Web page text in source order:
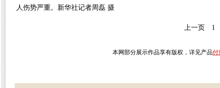
人伤势严重。新华社记者周磊 摄
上一页 1
本网部分展示作品享有版权，详见产品付